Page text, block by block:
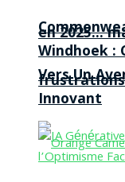
en 2025…
Windhoek :
Vers Un
Innovant